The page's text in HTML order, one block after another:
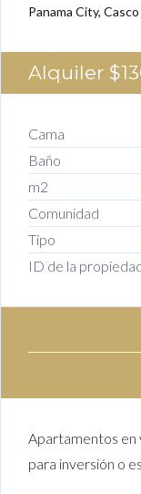
Panama City,
Alquiler
Cama
Baño
m2
Comunidad
Tipo
ID de la
Apartamentos en
para inversión o